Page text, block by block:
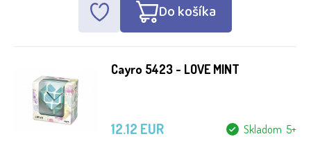
Do košíka
Cayro 5423 - LOVE MINT
Skladom 5+
12.12 EUR